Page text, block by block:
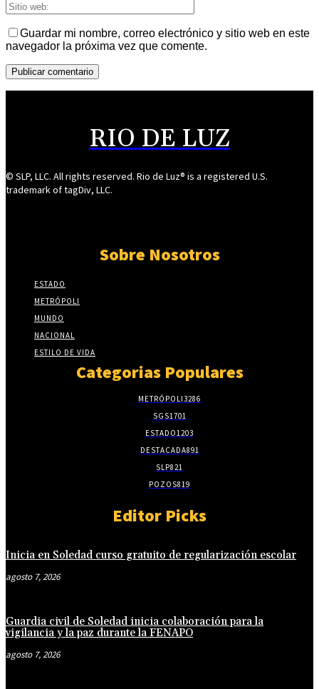
Guardar mi nombre, correo electrónico y sitio web en este
navegador la próxima vez que comente.
RIO DE LUZ
© SLP, LLC. All rights reserved. Rio de Luz® is a registered U.S.
trademark of tagDiv, LLC.
Sobre Nosotros
ESTADO
METRÓPOLI
MUNDO
NACIONAL
ESTILO DE VIDA
Categorias Populares
METRÓPOLI3286
SGS1701
ESTADO1203
DESTACADA891
SLP821
POZOS819
Editor Picks
Inicia en Soledad curso gratuito de regularización escolar
agosto 7, 2026
Guardia civil de Soledad inicia colaboración para la
vigilancia y la paz durante la FENAPO
agosto 7, 2026